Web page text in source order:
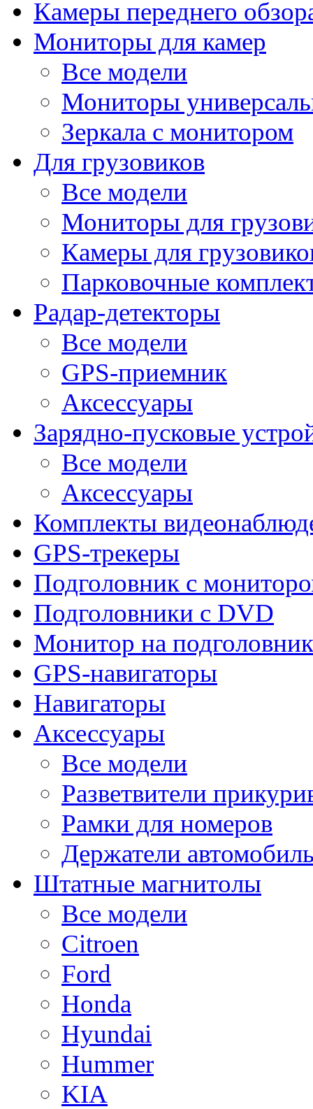
Камеры переднего
Мониторы для камер
Все модели
Мониторы
Зеркала с монитором
Для грузовиков
Все модели
Мониторы для
Камеры для
Парковочные
Радар-детекторы
Все модели
GPS-приемник
Аксессуары
Зарядно-пусковые
Все модели
Аксессуары
Комплекты
GPS-трекеры
Подголовник с
Подголовники с DVD
Монитор на подголовник
GPS-навигаторы
Навигаторы
Аксессуары
Все модели
Разветвители
Рамки для номеров
Держатели
Штатные магнитолы
Все модели
Citroen
Ford
Honda
Hyundai
Hummer
KIA